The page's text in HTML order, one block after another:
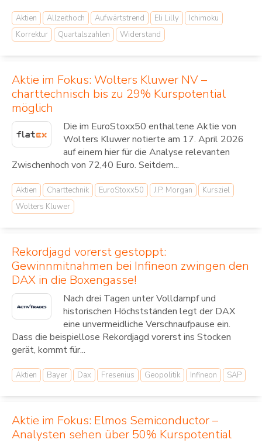
Aktien Allzeithoch Aufwärtstrend Eli Lilly
Ichimoku
Korrektur
Quartalszahlen Widerstand
Aktie im Fokus: Wolters Kluwer NV –
charttechnisch bis zu 29% Kurspotential
möglich
Die im EuroStoxx50 enthaltene Aktie von
Wolters Kluwer notierte am 17. April 2026
auf einem hier für die Analyse relevanten
Zwischenhoch von 72,40 Euro. Seitdem...
Aktien Charttechnik EuroStoxx50 J.P. Morgan
Kursziel
Wolters Kluwer
Rekordjagd vorerst gestoppt:
Gewinnmitnahmen bei Infineon zwingen den
DAX in die Boxengasse!
Nach drei Tagen unter Volldampf und
historischen Höchstständen legt der DAX
eine unvermeidliche Verschnaufpause ein.
Dass die beispiellose Rekordjagd vorerst ins Stocken
gerät, kommt für...
Aktien Bayer Dax Fresenius Geopolitik Infineon SAP
Aktie im Fokus: Elmos Semiconductor –
Analysten sehen über 50% Kurspotential